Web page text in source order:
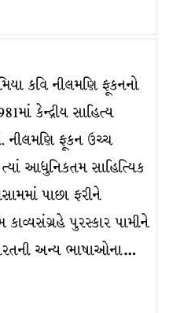
કવિ નીલમણિ ફૂકનનો
કેન્દ્રીય સાહિત્ય
નીલમણિ ફૂકન ઉચ્ચ
આધુનિકતમ સાહિત્યિક
પાછા ફરીને
પુરસ્કાર પામીને
અન્ય ભાષાઓના…